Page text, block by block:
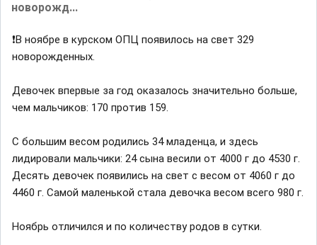
новорожд...
❗️В ноябре в курском ОПЦ появилось на свет 329
новорожденных.
Девочек впервые за год оказалось значительно больше,
чем мальчиков: 170 против 159.
С большим весом родились 34 младенца, и здесь
лидировали мальчики: 24 сына весили от 4000 г до 4530 г.
Десять девочек появились на свет с весом от 4060 г до
4460 г. Самой маленькой стала девочка весом всего 980 г.
Ноябрь отличился и по количеству родов в сутки.